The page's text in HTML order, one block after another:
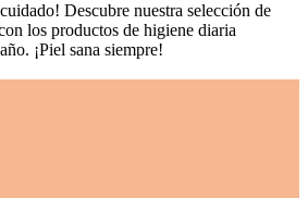
Descubre nuestra selección de
los productos de higiene diaria
¡Piel sana siempre!